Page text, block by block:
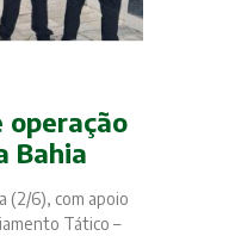
operação
Bahia
(2/6), com apoio
Tático –